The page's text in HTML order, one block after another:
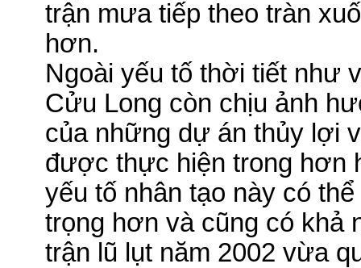
trận mưa tiếp theo tràn
hơn.
Ngoài yếu tố thời tiết như
Cửu Long còn chịu ảnh
của những dự án thủy lợi
được thực hiện trong hơn
yếu tố nhân tạo này có
trọng hơn và cũng có khả
trận lũ lụt năm 2002 vừa